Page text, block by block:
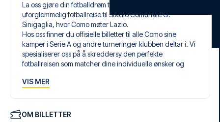
La oss gjøre din fotballdrøm til virkelighet med en
uforglemmelig fotballreise til Stadio Comunale G.
Sinigaglia, hvor Como møter Lazio.
Hos oss finner du offisielle billetter til alle Como sine
kamper i Serie A og andre turneringer klubben deltar i. Vi
spesialiserer oss på å skreddersy den perfekte
fotballreisen som matcher dine individuelle ønsker og
Våre skreddersydde fotballreiser til Como er laget for å gi
blant et bredt utvalg av fotballbilletter, nøye utvalgte
VIS MER
OM BILLETTER